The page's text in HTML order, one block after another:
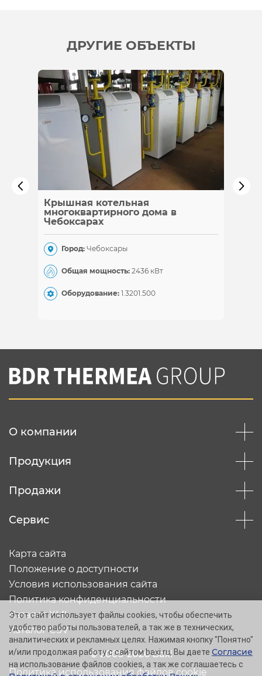
ДРУГИЕ ОБЪЕКТЫ
Крышная котельная
многоквартирного дома в
Чебоксарах
Город: Чебоксары
Общая мощность: 2436 кВт
Оборудование: 1.3201.500
О компании
Продукция
Продажи
Сервис
© 2005-2026 Baxi
Карта сайта
Положение о доступности
Условия использования сайта
Политика конфиденциальности
Каталог XML
Каталог CSV
Политика использования файлов cookie
Этот сайт использует файлы cookies, чтобы обеспечить
удобство работы пользователей, а так же в технических,
аналитических и рекламных целях. Нажимая кнопку "Понятно"
и/или продолжая работу с сайтом baxi.ru, Вы даете Согласие
на использование файлов cookies, а так же соглашаетесь с